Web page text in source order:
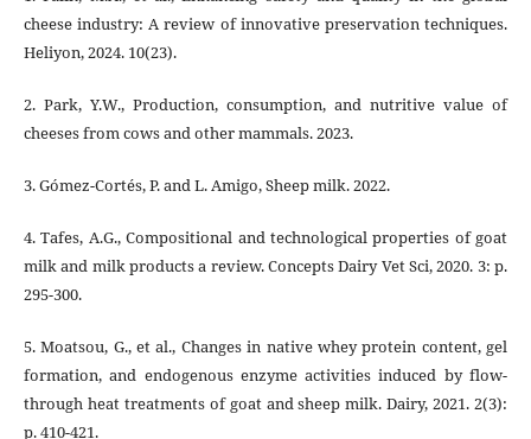
cheese industry: A review of innovative preservation techniques.
Heliyon, 2024. 10(23).
2. Park, Y.W., Production, consumption, and nutritive value of
cheeses from cows and other mammals. 2023.
3. Gómez-Cortés, P. and L. Amigo, Sheep milk. 2022.
4. Tafes, A.G., Compositional and technological properties of goat
milk and milk products a review. Concepts Dairy Vet Sci, 2020. 3: p.
295-300.
5. Moatsou, G., et al., Changes in native whey protein content, gel
formation, and endogenous enzyme activities induced by flow-
through heat treatments of goat and sheep milk. Dairy, 2021. 2(3):
p. 410-421.